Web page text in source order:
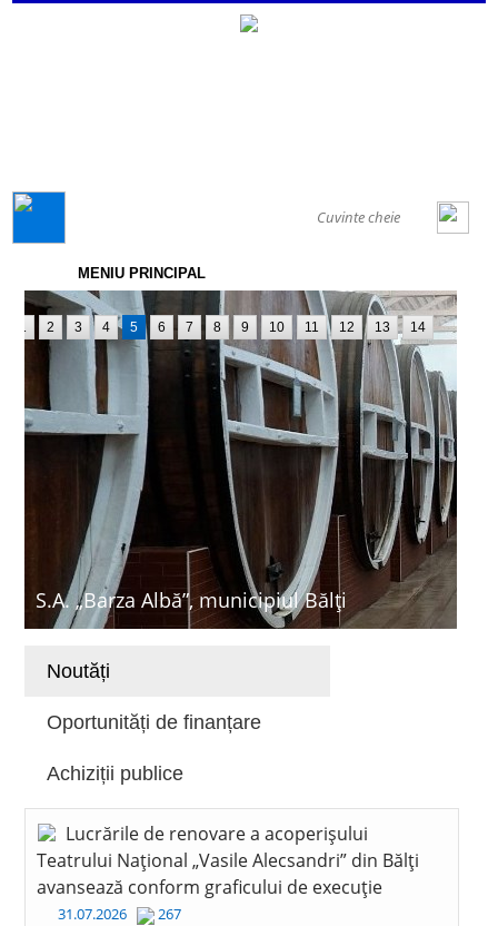
MENIU PRINCIPAL
S.A. „Barza Albă”, municipiul Bălți
1 2 3 4 5 6 7 8 9 10 11 12 13 14
Noutăți
Oportunități de finanțare
Achiziții publice
Lucrările de renovare a acoperișului
Teatrului Național „Vasile Alecsandri” din Bălți
avansează conform graficului de execuție
31.07.2026 267